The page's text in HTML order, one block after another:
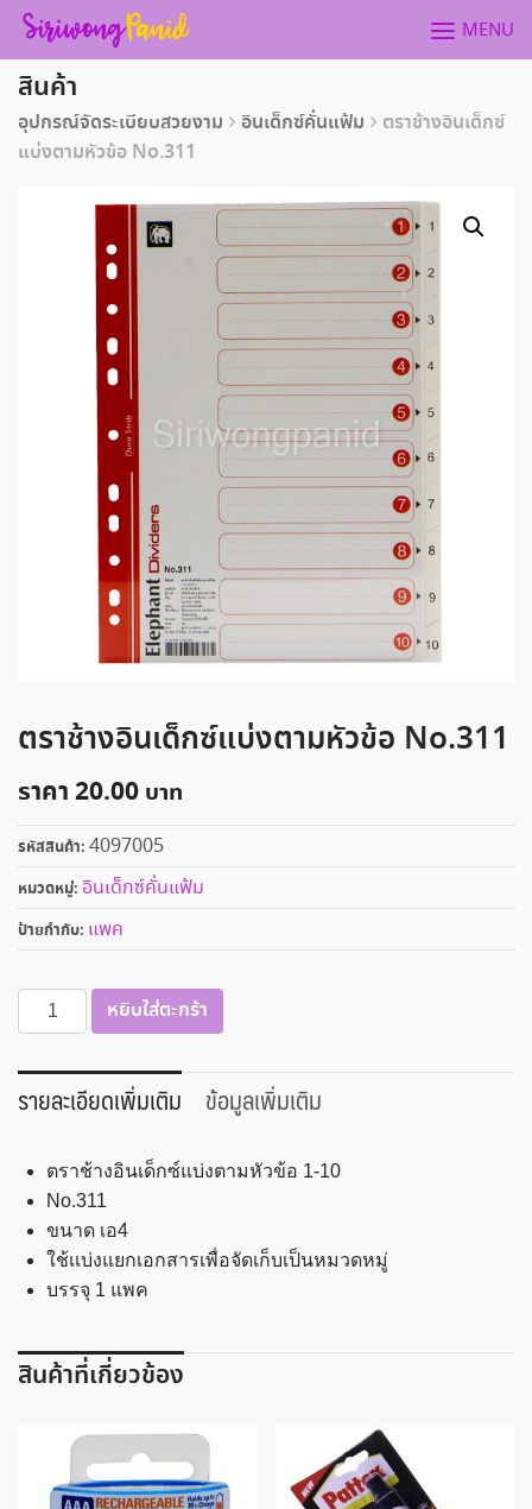
Skip
content
MENU
สินค้า
อุปกรณ์จัดระเบียบสวยงาม อินเด็กซ์คั่นแฟ้ม
ตราช้างอินเด็กซ์
แบ่งตามหัวข้อ No.311
ตราช้างอินเด็กซ์แบ่งตามหัวข้อ No.311
ราคา20.00
รหัสสินค้า: 4097005
หมวดหมู่: อินเด็กซ์คั่นแฟ้ม
ป้ายกำกับ: แพค
จำนวน
ตรา
อิน
เด็ก
แบ่ง
ตาม
หัวข้อ
No.311
ชิ้น
หยิบใส่ตะกร้า
รายละเอียดเพิ่มเติม ข้อมูลเพิ่มเติม
ตราช้างอินเด็กซ์แบ่งตามหัวข้อ 1-10
No.311
ขนาด เอ4
ใช้เเบ่งแยกเอกสารเพื่อจัดเก็บเป็นหมวดหมู่
บรรจุ 1 แพค
สินค้าที่เกี่ยวข้อง